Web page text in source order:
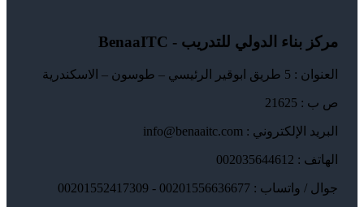
مركز بناء الدولي للتدريب - BenaaITC
العنوان : 5 طريق ابوقير الرئيسي – طوسون – الاسكندرية
ص ب : 21625
البريد الإلكتروني : info@benaaitc.com
الهاتف : 002035644612
جوال / واتساب : 00201556636677 - 00201552417309